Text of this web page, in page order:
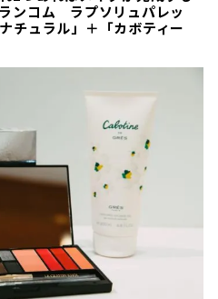
ンコム ラプソリュパレッ
ュラル」＋「カボティー